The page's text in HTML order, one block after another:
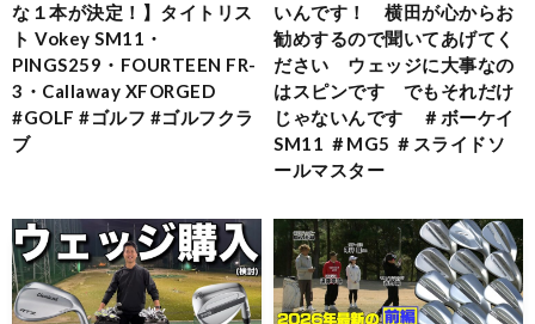
な１本が決定！】タイトリス
ト Vokey SM11・
PINGS259・FOURTEEN FR-
3・Callaway XFORGED
#GOLF #ゴルフ #ゴルフクラ
ブ
いんです！ 横田が心からお
勧めするので聞いてあげてく
ださい ウェッジに大事なの
はスピンです でもそれだけ
じゃないんです ＃ボーケイ
SM11 ＃MG5 ＃スライドソ
ールマスター